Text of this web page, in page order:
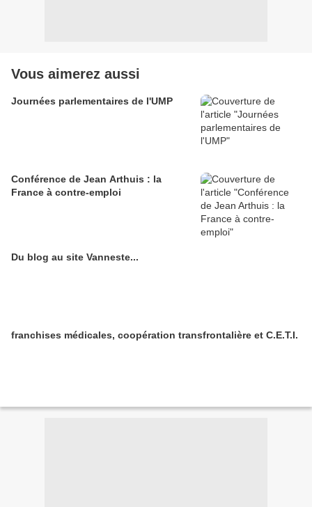
Vous aimerez aussi
Journées parlementaires de l'UMP
Conférence de Jean Arthuis : la
France à contre-emploi
Du blog au site Vanneste...
franchises médicales, coopération transfrontalière et C.E.T.I.